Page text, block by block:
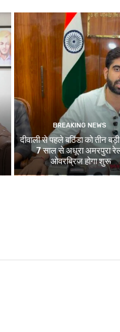
BREAKING NEWS
दीवाली से पहले बठिंडा को तीन
7 साल से अधूरा अमरपुरा
ओवरब्रिज होगा शुरू